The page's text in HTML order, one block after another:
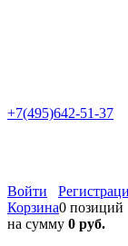
+7(495)642-51-37
Войти
Корзина0 позиций
на сумму 0 руб.